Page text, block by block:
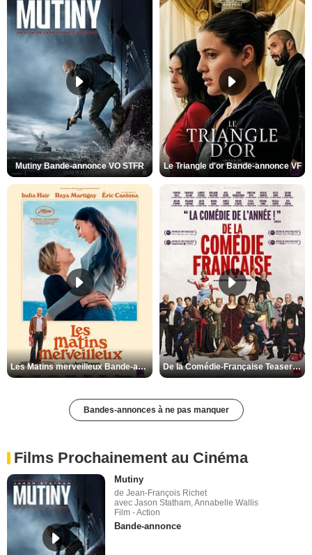
Mutiny Bande-annonce VO STFR Le Triangle d'or Bande-annonce VF
Les Matins merveilleux Bande-annonce VF De la Comédie-Française Teaser VF
Bandes-annonces à ne pas manquer
Films Prochainement au Cinéma
Mutiny
de Jean-François Richet
avec Jason Statham, Annabelle Wallis
Film - Action
Bande-annonce